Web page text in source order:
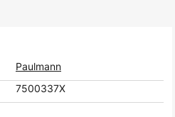
Paulmann
7500337X